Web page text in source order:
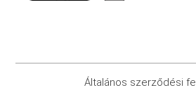
Általános szerződési